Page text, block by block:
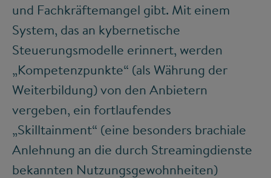
und Fachkräftemangel gibt. Mit einem
System, das an kybernetische
Steuerungsmodelle erinnert, werden
„Kompetenzpunkte“ (als Währung der
Weiterbildung) von den Anbietern
vergeben, ein fortlaufendes
„Skilltainment“ (eine besonders brachiale
Anlehnung an die durch Streamingdienste
bekannten Nutzungsgewohnheiten)